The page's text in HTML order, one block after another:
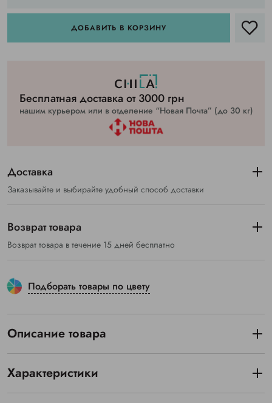
ДОБАВИТЬ В КОРЗИНУ
Бесплатная доставка от 3000 грн
нашим курьером или в отделение “Новая Почта” (до 30 кг)
Доставка
Заказывайте и выбирайте удобный способ доставки
Возврат товара
Возврат товара в течение 15 дней бесплатно
Подборать товары по цвету
Описание товара
Характеристики